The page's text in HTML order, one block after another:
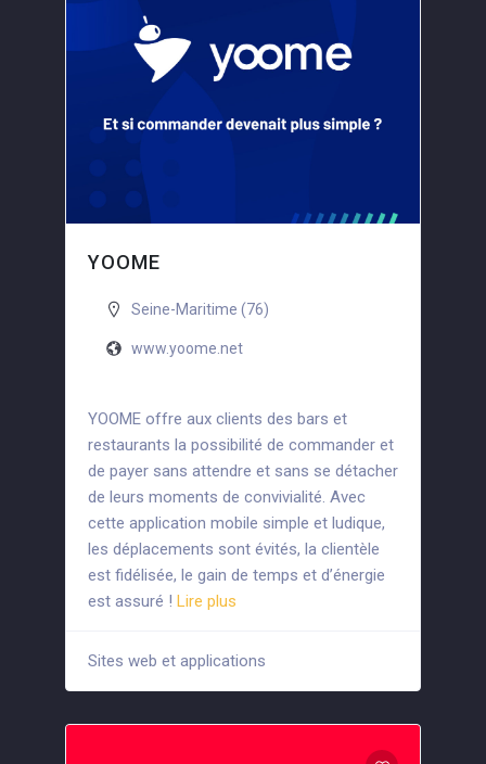
YOOME
Seine-Maritime (76)
www.yoome.net
YOOME offre aux clients des bars et
restaurants la possibilité de commander et
de payer sans attendre et sans se détacher
de leurs moments de convivialité. Avec
cette application mobile simple et ludique,
les déplacements sont évités, la clientèle
est fidélisée, le gain de temps et d’énergie
est assuré ! Lire plus
Sites web et applications